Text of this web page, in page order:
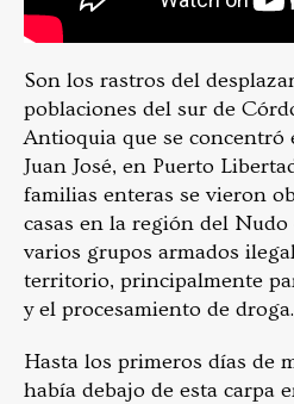
Son los rastros del
poblaciones del sur de
Antioquia que se
Juan José, en Puerto
familias enteras se vieron
casas en la región del
varios grupos armados
territorio, principalmente
y el procesamiento de droga.
Hasta los primeros días de
había debajo de esta carpa